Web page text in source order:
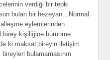
verdiği bir tepki
bulan bir hezeyan…Normal
eylemlerinden
kişiliğine bürünme
ki maksat;bireyin iletişim
bulamamasının